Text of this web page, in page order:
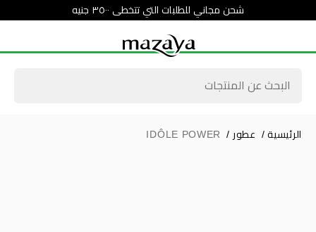
شحن مجاني للطلبات التي تتخطى ٣٥٠٠ جنيه
الرئيسية / عطور /
IDÔLE POWER